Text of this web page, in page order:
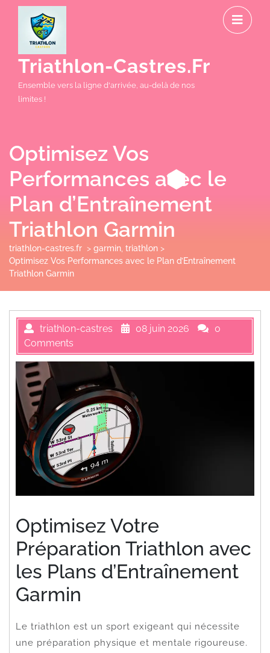
Triathlon-Castres.fr
Ensemble vers la ligne d'arrivée, au-delà de nos
limites !
Optimisez Vos
Performances avec le
Plan d’Entraînement
Triathlon Garmin
triathlon-castres.fr > garmin triathlon >
Optimisez Vos Performances avec le Plan d’Entraînement
Triathlon Garmin
triathlon-castres 08 juin 2026
0
Comments
Optimisez Votre
Préparation Triathlon avec
les Plans d’Entraînement
Garmin
Le triathlon est un sport exigeant qui nécessite
une préparation physique et mentale rigoureuse.